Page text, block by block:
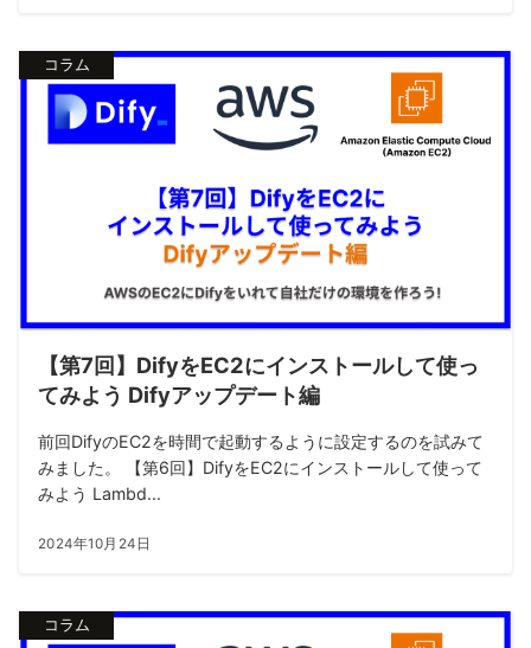
コラム
【第7回】DifyをEC2にインストールして使っ
てみよう Difyアップデート編
前回DifyのEC2を時間で起動するように設定するのを試みて
みました。 【第6回】DifyをEC2にインストールして使って
みよう Lambd...
2024年10月24日
コラム